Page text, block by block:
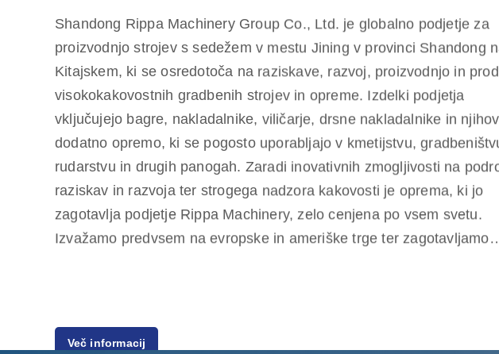
Shandong Rippa Machinery Group Co., Ltd. je globalno podjetje za
proizvodnjo strojev s sedežem v mestu Jining v provinci Shandong
Kitajskem, ki se osredotoča na raziskave, razvoj, proizvodnjo in
visokokakovostnih gradbenih strojev in opreme. Izdelki podjetja
vključujejo bagre, nakladalnike, viličarje, drsne nakladalnike in
dodatno opremo, ki se pogosto uporabljajo v kmetijstvu,
rudarstvu in drugih panogah. Zaradi inovativnih zmogljivosti na
raziskav in razvoja ter strogega nadzora kakovosti je oprema, ki jo
zagotavlja podjetje Rippa Machinery, zelo cenjena po vsem svetu.
Izvažamo predvsem na evropske in ameriške trge ter zagotavljamo
na enem mestu, od predprodajnega svetovanja do poprodajne